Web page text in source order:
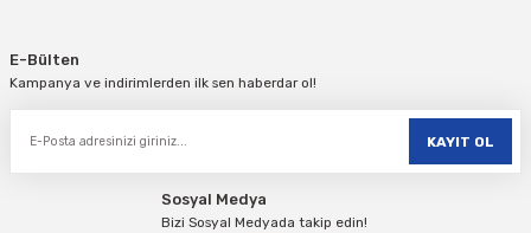
E-Bülten
Kampanya ve indirimlerden ilk sen haberdar ol!
KAYIT OL
Sosyal Medya
Bizi Sosyal Medyada takip edin!